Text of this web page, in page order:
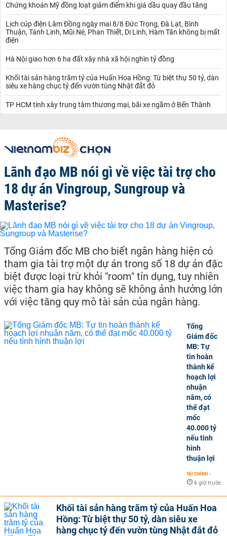
Chứng khoán Mỹ đồng loạt giảm điểm khi giá dầu quay đầu tăng
Lịch cúp điện Lâm Đồng ngày mai 8/8 Đức Trọng, Đà Lạt, Bình
Thuận, Tánh Linh, Mũi Né, Phan Thiết, Di Linh, Hàm Tân không bị mất
điện
Hà Nội giao hơn 6 ha đất xây nhà xã hội nghìn tỷ đồng
Khối tài sản hàng trăm tỷ của Huấn Hoa Hồng: Từ biệt thự 50 tỷ, dàn
siêu xe hàng chục tỷ đến vườn tùng Nhật đắt đỏ
TP HCM tính xây trung tâm thương mại, bãi xe ngầm ở Bến Thành
Lãnh đạo MB nói gì về việc tài trợ cho
18 dự án Vingroup, Sungroup và
Masterise?
Tổng Giám đốc MB cho biết ngân hàng hiện có
tham gia tài trợ một dự án trong số 18 dự án đặc
biệt được loại trừ khỏi "room" tín dụng, tuy nhiên
việc tham gia hay không sẽ không ảnh hưởng lớn
với việc tăng quy mô tài sản của ngân hàng.
Tổng
Giám đốc
MB: Tự
tin hoàn
thành kế
hoạch lợi
nhuận
năm, có
thể đạt
mốc
40.000 tỷ
nếu tình
hình
thuận lợi
TÀI CHÍNH -
6 giờ trước
Khối tài sản hàng trăm tỷ của Huấn Hoa
Hồng: Từ biệt thự 50 tỷ, dàn siêu xe
hàng chục tỷ đến vườn tùng Nhật đắt đỏ